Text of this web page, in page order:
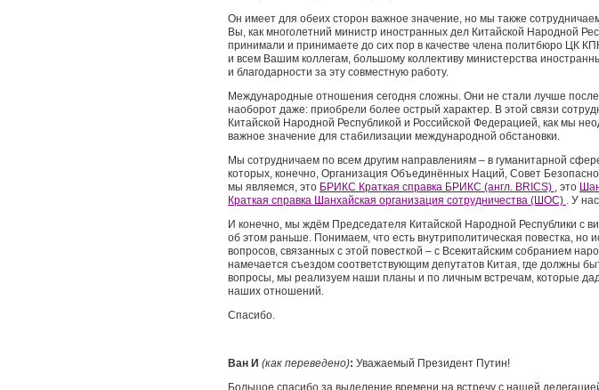
Он имеет для обеих сторон важное значение, но мы также
Вы, как многолетний министр иностранных дел Китайской Народной
принимали и принимаете до сих пор в качестве члена политбюро ЦК
и всем Вашим коллегам, большому коллективу министерства
и благодарности за эту совместную работу.
Международные отношения сегодня сложны. Они не стали лучше
наоборот даже: приобрели более острый характер. В этой связи
Китайской Народной Республикой и Российской Федерацией, как мы
важное значение для стабилизации международной обстановки.
Мы сотрудничаем по всем другим направлениям – в гуманитарной
которых, конечно, Организация Объединённых Наций, Совет
мы являемся, это БРИКС Краткая справка БРИКС (англ. BRICS) , это
Краткая справка Шанхайская организация сотрудничества (ШОС) . У
И конечно, мы ждём Председателя Китайской Народной Республики с
об этом раньше. Понимаем, что есть внутриполитическая повестка, но
вопросов, связанных с этой повесткой – с Всекитайским собранием
намечается съездом соответствующим депутатов Китая, где должны
вопросы, мы реализуем наши планы и по личным встречам, которые
наших отношений.
Спасибо.
Ван И (как переведено): Уважаемый Президент Путин!
Большое спасибо за выделение времени на встречу с нашей